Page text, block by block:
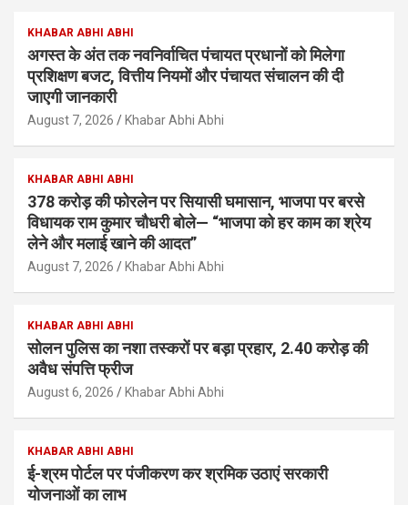
KHABAR ABHI ABHI
अगस्त के अंत तक नवनिर्वाचित पंचायत प्रधानों को मिलेगा
प्रशिक्षण बजट, वित्तीय नियमों और पंचायत संचालन की दी
जाएगी जानकारी
August 7, 2026 Khabar Abhi Abhi
KHABAR ABHI ABHI
378 करोड़ की फोरलेन पर सियासी घमासान, भाजपा पर बरसे
विधायक राम कुमार चौधरी बोले— “भाजपा को हर काम का श्रेय
लेने और मलाई खाने की आदत”
August 7, 2026 Khabar Abhi Abhi
KHABAR ABHI ABHI
सोलन पुलिस का नशा तस्करों पर बड़ा प्रहार, 2.40 करोड़ की
अवैध संपत्ति फ्रीज
August 6, 2026 Khabar Abhi Abhi
KHABAR ABHI ABHI
ई-श्रम पोर्टल पर पंजीकरण कर श्रमिक उठाएं सरकारी
योजनाओं का लाभ